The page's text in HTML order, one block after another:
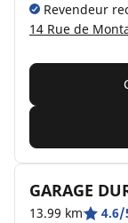
Revendeur
14 Rue de
GARAGE
13.99 km 4.6/